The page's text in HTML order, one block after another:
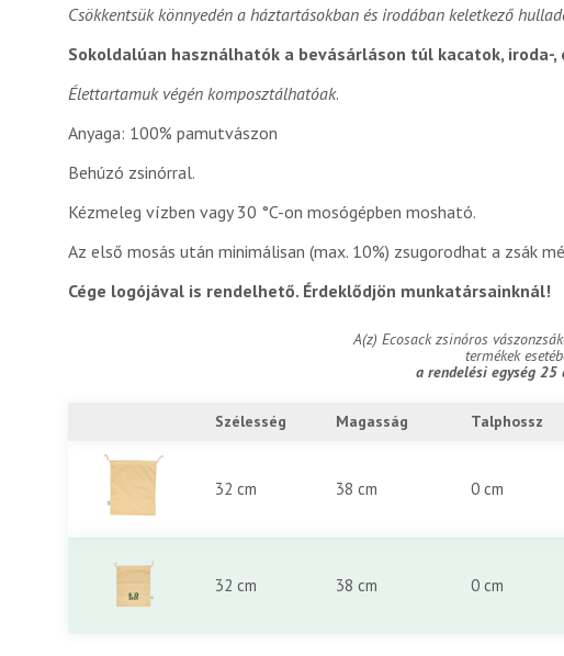
Csökkentsük könnyedén a háztartásokban és irodában keletkező
Sokoldalúan használhatók a bevásárláson túl kacatok, iroda-
Élettartamuk végén komposztálhatóak.
Anyaga: 100% pamutvászon
Behúzó zsinórral.
Kézmeleg vízben vagy 30 °C-on mosógépben mosható.
Az első mosás után minimálisan (max. 10%) zsugorodhat a zsák
Cége logójával is rendelhető. Érdeklődjön munkatársainknál!
A(z) Ecosack zsinóros
termékek
a rendelési egység 25
Szélesség Magasság Talphossz
32 cm 38 cm 0 cm
32 cm 38 cm 0 cm